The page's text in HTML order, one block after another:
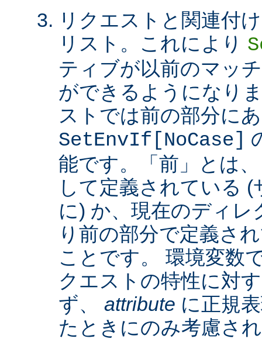
リクエストと関連付
リスト。これにより
ティブが以前のマッ
ができるようになり
ストでは前の部分に
SetEnvIf[NoCase]
能です。「前」とは
して定義されている
に) か、現在のディ
り前の部分で定義さ
ことです。 環境変数
クエストの特性に対
ず、 attribute に正規
たときにのみ考慮さ